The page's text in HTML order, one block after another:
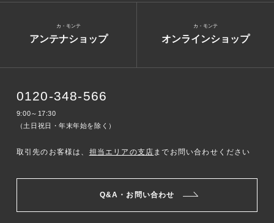
アンテナショップ
カ・モンテ
オンラインショップ
カ・モンテ
0120-348-566
9:00～17:30
（土日祝日・年末年始を除く）
取引先のお客様は、 担当エリアの支店 までお問い合わせください
Q&A・お問い合わせ